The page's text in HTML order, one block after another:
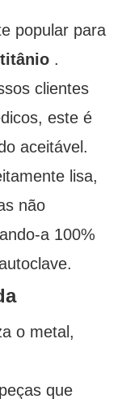
popular para
titânio.
clientes
este é
aceitável.
lisa,
não
a 100%
o metal,
que